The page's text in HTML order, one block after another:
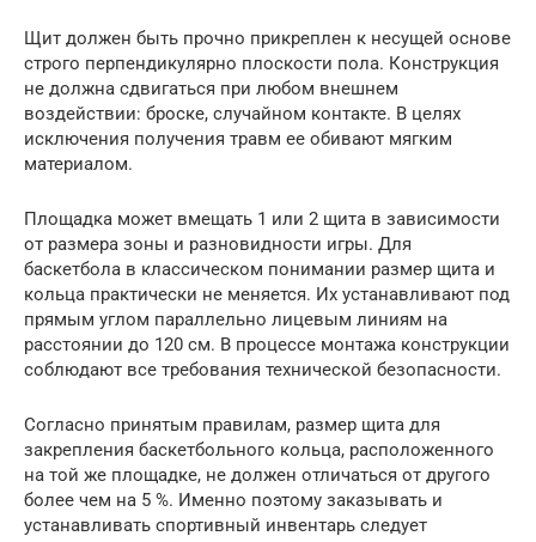
Щит должен быть прочно прикреплен к несущей основе
строго перпендикулярно плоскости пола. Конструкция
не должна сдвигаться при любом внешнем
воздействии: броске, случайном контакте. В целях
исключения получения травм ее обивают мягким
материалом.
Площадка может вмещать 1 или 2 щита в зависимости
от размера зоны и разновидности игры. Для
баскетбола в классическом понимании размер щита и
кольца практически не меняется. Их устанавливают под
прямым углом параллельно лицевым линиям на
расстоянии до 120 см. В процессе монтажа конструкции
соблюдают все требования технической безопасности.
Согласно принятым правилам, размер щита для
закрепления баскетбольного кольца, расположенного
на той же площадке, не должен отличаться от другого
более чем на 5 %. Именно поэтому заказывать и
устанавливать спортивный инвентарь следует